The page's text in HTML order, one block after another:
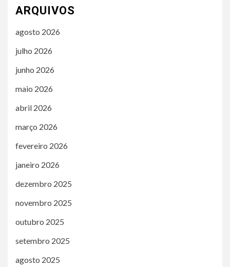
ARQUIVOS
agosto 2026
julho 2026
junho 2026
maio 2026
abril 2026
março 2026
fevereiro 2026
janeiro 2026
dezembro 2025
novembro 2025
outubro 2025
setembro 2025
agosto 2025